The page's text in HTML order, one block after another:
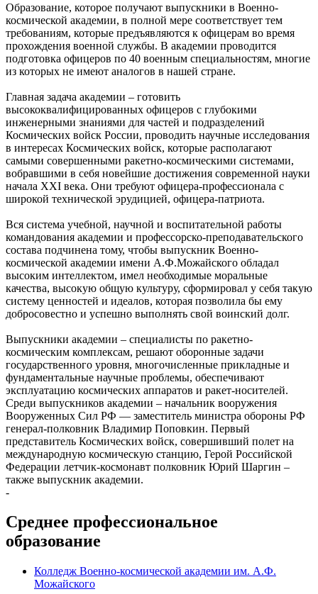
Образование, которое получают выпускники в Военно-
космической академии, в полной мере соответствует тем
требованиям, которые предъявляются к офицерам во время
прохождения военной службы. В академии проводится
подготовка офицеров по 40 военным специальностям, многие
из которых не имеют аналогов в нашей стране.
Главная задача академии – готовить
высококвалифицированных офицеров с глубокими
инженерными знаниями для частей и подразделений
Космических войск России, проводить научные исследования
в интересах Космических войск, которые располагают
самыми совершенными ракетно-космическими системами,
вобравшими в себя новейшие достижения современной науки
начала ХХI века. Они требуют офицера-профессионала с
широкой технической эрудицией, офицера-патриота.
Вся система учебной, научной и воспитательной работы
командования академии и профессорско-преподавательского
состава подчинена тому, чтобы выпускник Военно-
космической академии имени А.Ф.Можайского обладал
высоким интеллектом, имел необходимые моральные
качества, высокую общую культуру, сформировал у себя такую
систему ценностей и идеалов, которая позволила бы ему
добросовестно и успешно выполнять свой воинский долг.
Выпускники академии – специалисты по ракетно-
космическим комплексам, решают оборонные задачи
государственного уровня, многочисленные прикладные и
фундаментальные научные проблемы, обеспечивают
эксплуатацию космических аппаратов и ракет-носителей.
Среди выпускников академии – начальник вооружения
Вооруженных Сил РФ — заместитель министра обороны РФ
генерал-полковник Владимир Поповкин. Первый
представитель Космических войск, совершивший полет на
международную космическую станцию, Герой Российской
Федерации летчик-космонавт полковник Юрий Шаргин –
также выпускник академии.
-
Среднее профессиональное
образование
Колледж Военно-космической академии им. А.Ф.
Можайского